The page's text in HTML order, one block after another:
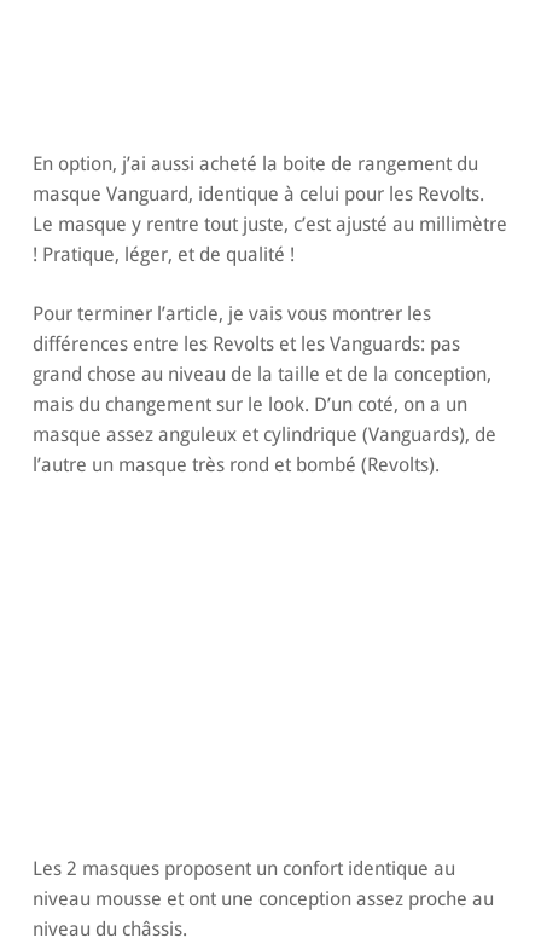
En option, j’ai aussi acheté la boite de rangement du
masque Vanguard, identique à celui pour les Revolts.
Le masque y rentre tout juste, c’est ajusté au millimètre
! Pratique, léger, et de qualité !
Pour terminer l’article, je vais vous montrer les
différences entre les Revolts et les Vanguards: pas
grand chose au niveau de la taille et de la conception,
mais du changement sur le look. D’un coté, on a un
masque assez anguleux et cylindrique (Vanguards), de
l’autre un masque très rond et bombé (Revolts).
Les 2 masques proposent un confort identique au
niveau mousse et ont une conception assez proche au
niveau du châssis.